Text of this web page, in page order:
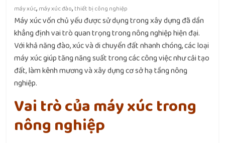
máy xúc, máy xúc đào, thiết bị công nghiệp
Máy xúc vốn chủ yếu được sử dụng trong xây dựng đã dần
khẳng định vai trò quan trọng trong nông nghiệp hiện đại.
Với khả năng đào, xúc và di chuyển đất nhanh chóng, các loại
máy xúc giúp tăng năng suất trong các công việc như cải tạo
đất, làm kênh mương và xây dựng cơ sở hạ tầng nông
nghiệp.
Vai trò của máy xúc trong
nông nghiệp